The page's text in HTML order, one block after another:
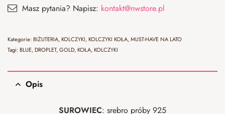
Masz pytania? Napisz: kontakt@nwstore.pl
Kategorie:BIŻUTERIA,KOLCZYKI,KOLCZYKI KOŁA,MUST-HAVE NA LATO
Tagi:BLUE,DROPLET,GOLD,KOŁA,KOLCZYKI
Opis
SUROWIEC: srebro próby 925